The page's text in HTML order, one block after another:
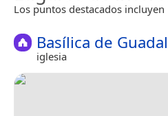
Los puntos destacados
Basílica de
iglesia